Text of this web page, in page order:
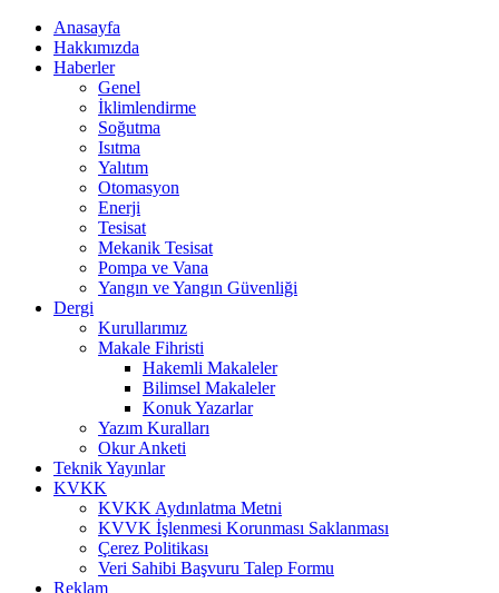
Anasayfa
Hakkımızda
Haberler
Genel
İklimlendirme
Soğutma
Isıtma
Yalıtım
Otomasyon
Enerji
Tesisat
Mekanik Tesisat
Pompa ve Vana
Yangın ve Yangın Güvenliği
Dergi
Kurullarımız
Makale Fihristi
Hakemli Makaleler
Bilimsel Makaleler
Konuk Yazarlar
Yazım Kuralları
Okur Anketi
Teknik Yayınlar
KVKK
KVKK Aydınlatma Metni
KVVK İşlenmesi Korunması Saklanması
Çerez Politikası
Veri Sahibi Başvuru Talep Formu
Reklam